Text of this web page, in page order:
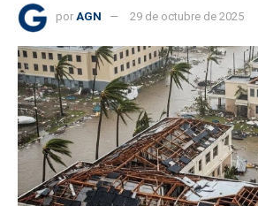
por AGN 29 de octubre de 2025